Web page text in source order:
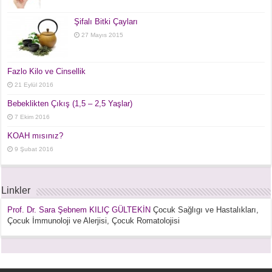
Şifalı Bitki Çayları
27 Mayıs 2015
Fazlo Kilo ve Cinsellik
21 Eylül 2016
Bebeklikten Çıkış (1,5 – 2,5 Yaşlar)
7 Ekim 2016
KOAH mısınız?
9 Şubat 2016
Linkler
Prof. Dr. Sara Şebnem KILIÇ GÜLTEKİN Çocuk Sağlıgı ve Hastalıkları,
Çocuk İmmunoloji ve Alerjisi, Çocuk Romatolojisi